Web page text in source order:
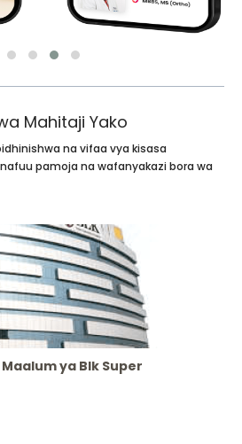
Mahitaji Yako
na vifaa vya kisasa
pamoja na wafanyakazi bora wa
ya Blk Super